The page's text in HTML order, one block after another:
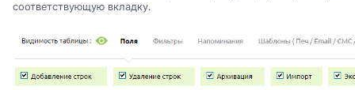
соответствующую вкладку.